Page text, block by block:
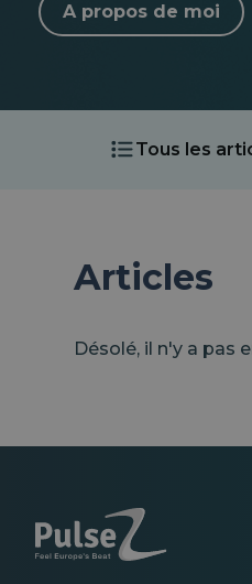
A propos de moi
Tous les
Articles
Désolé, il n'y a pas